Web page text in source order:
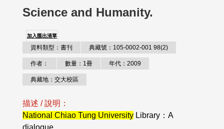
Science and Humanity.
加入匯出清單
資料類型：書刊 典藏號：105-0002-001 98(2)
作者： 數量：1冊 年代：2009
典藏地：交大校區
描述 / 說明：
National Chiao Tung University Library：A